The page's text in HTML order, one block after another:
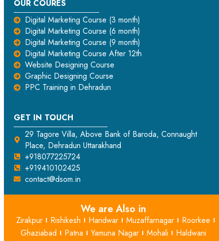
OUR COURES
Digital Marketing Course (3 month)
Digital Marketing Course (6 month)
Digital Marketing Course (9 month)
Digital Marketing Course After 12th
Website Designing Course
Graphic Designing Course
PPC Training in Dehradun
GET IN TOUCH
29 Tagore Villa, Above Bank of Baroda, Connaught
Place, Dehradun Uttarakhand
+918077225724
+919410102425
contact@dsom.in
We are Also in
Zirakpur Rishikesh Haridwar Muzaffarnagar
Roorkee
Ghaziabad
Patna Yamuna Nagar Mohali Haldwani